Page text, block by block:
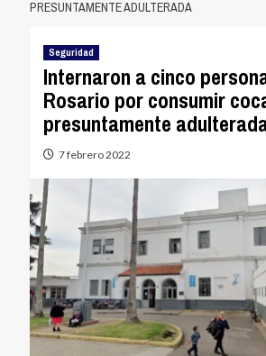
PRESUNTAMENTE ADULTERADA
Seguridad
Internaron a cinco
Rosario por consumir
presuntamente
7 febrero 2022